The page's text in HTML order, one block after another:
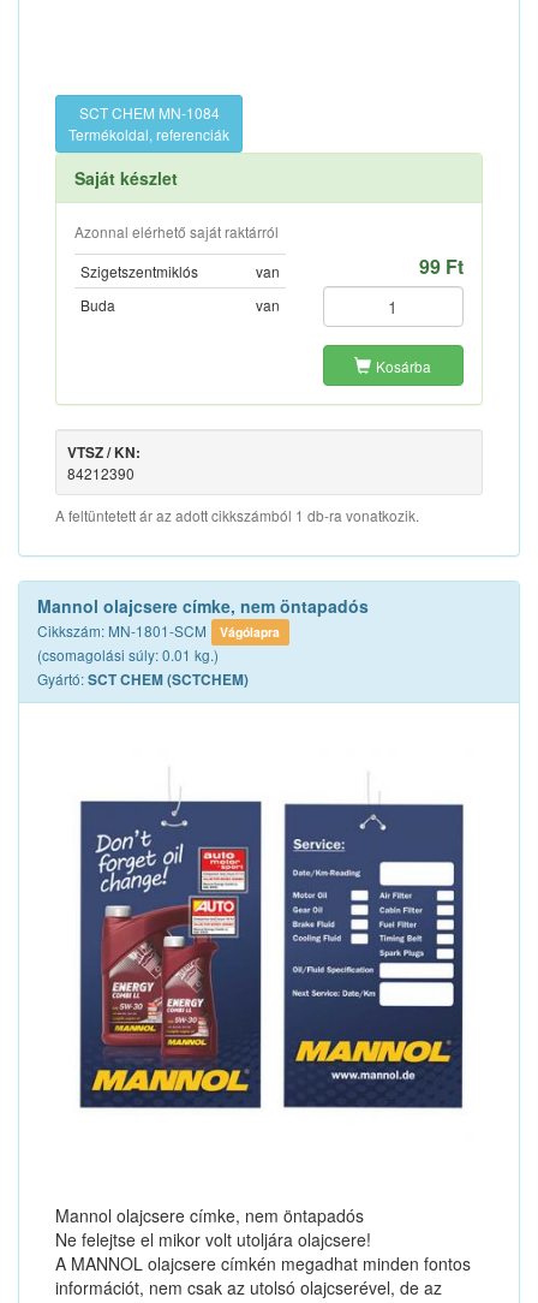
SCT CHEM MN-1084
Termékoldal, referenciák
Saját készlet
Azonnal elérhető saját raktárról
Szigetszentmiklós
van
Buda
van
99 Ft
Kosárba
VTSZ / KN:
84212390
A feltüntetett ár az adott cikkszámból 1 db-ra vonatkozik.
Mannol olajcsere címke, nem öntapadós
Cikkszám: MN-1801-SCM Vágólapra
(csomagolási súly: 0.01 kg.)
Gyártó:SCT CHEM (SCTCHEM)
Mannol olajcsere címke, nem öntapadós
Ne felejtse el mikor volt utoljára olajcsere!
A MANNOL olajcsere címkén megadhat minden fontos
információt, nem csak az utolsó olajcserével, de az